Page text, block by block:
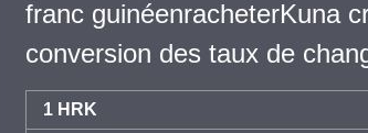
franc guinéenracheterKuna
conversion des taux de
1 HRK